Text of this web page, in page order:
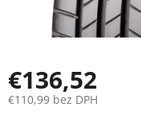
€136,52
€110,99 bez DPH